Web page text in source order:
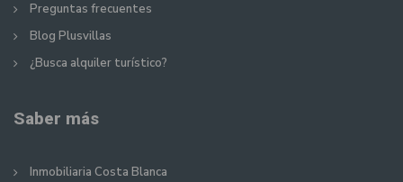
Preguntas frecuentes
Blog Plusvillas
¿Busca alquiler turístico?
Saber más
Inmobiliaria Costa Blanca